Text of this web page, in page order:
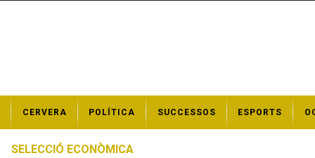
t
CERVERA POLÍTICA SUCCESSOS ESPORTS
SELECCIÓ ECONÒMICA